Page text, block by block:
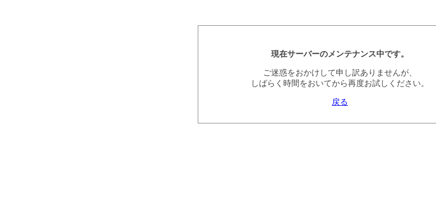
現在サーバーのメンテナンス中です。
ご迷惑をおかけして申し訳ありませんが、
しばらく時間をおいてから再度お試しください。
戻る